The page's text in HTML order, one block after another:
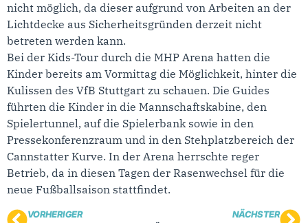
nicht möglich, da dieser aufgrund von Arbeiten an der
Lichtdecke aus Sicherheitsgründen derzeit nicht
betreten werden kann.
Bei der Kids-Tour durch die MHP Arena hatten die
Kinder bereits am Vormittag die Möglichkeit, hinter die
Kulissen des VfB Stuttgart zu schauen. Die Guides
führten die Kinder in die Mannschaftskabine, den
Spielertunnel, auf die Spielerbank sowie in den
Pressekonferenzraum und in den Stehplatzbereich der
Cannstatter Kurve. In der Arena herrschte reger
Betrieb, da in diesen Tagen der Rasenwechsel für die
neue Fußballsaison stattfindet.
VORHERIGER NÄCHSTER